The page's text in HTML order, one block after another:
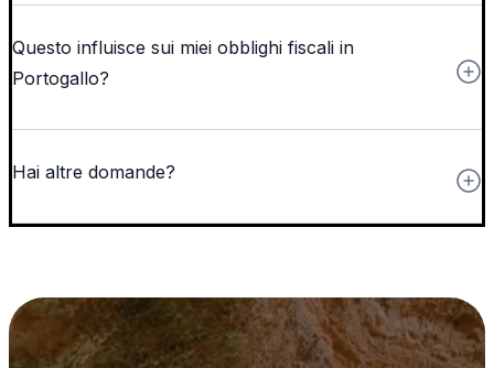
Questo influisce sui miei obblighi fiscali in
Portogallo?
Hai altre domande?